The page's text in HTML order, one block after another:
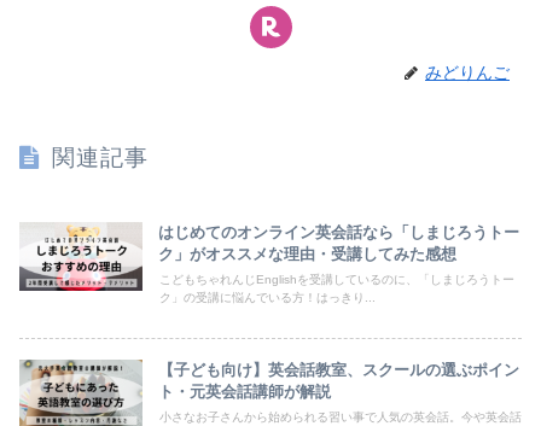
みどりんご
関連記事
はじめてのオンライン英会話なら「しまじろうトー
ク」がオススメな理由・受講してみた感想
こどもちゃれんじEnglishを受講しているのに、「しまじろうトー
ク」の受講に悩んでいる方！はっきり...
【子ども向け】英会話教室、スクールの選ぶポイン
ト・元英会話講師が解説
小さなお子さんから始められる習い事で人気の英会話。今や英会話